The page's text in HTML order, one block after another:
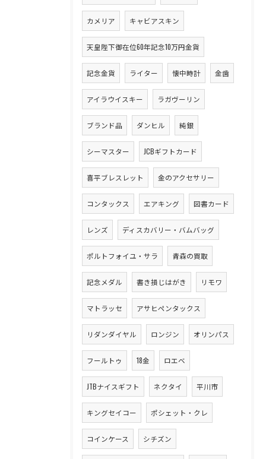
カメリア キャビアスキン
天皇陛下御在位60年記念10万円金貨
記念金貨 ライター 懐中時計 金歯
アイラウイスキー ラガヴーリン
ブランド品 ダンヒル 純銀
シーマスター JCBギフトカード
喜平ブレスレット 金のアクセサリー
コンタックス エアキング 図書カード
レンズ ディスカバリー・バムバッグ
ポルトフォイユ・サラ 青森の買取
記念メダル 書き損じはがき リモワ
マトラッセ アサヒペンタックス
リダンダイヤル ロンジン オリンパス
フールトゥ 18金 ロエベ
JTBナイスギフト ネクタイ 平川市
キングセイコー ポシェット・クレ
コインケース シチズン